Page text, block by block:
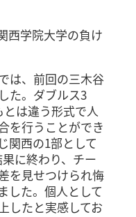
西学院大学の負け
は、前回の三木谷
た。ダブルス3
は違う形式で人
を行うことができ
関西の1部として
に終わり、チー
を見せつけられ悔
した。個人として
したと実感してお